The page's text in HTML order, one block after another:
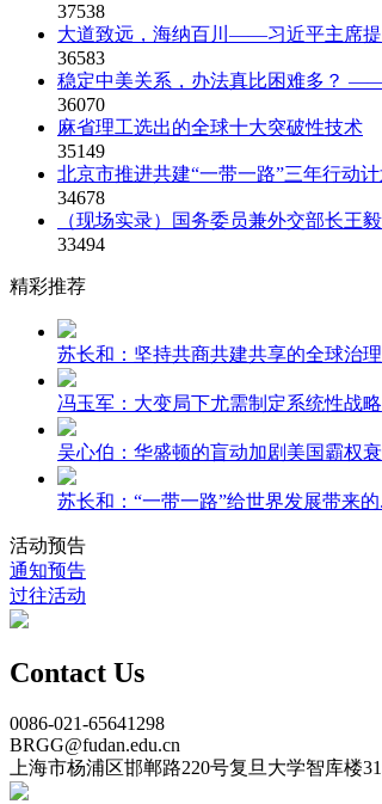
37538
大道致远，海纳百川——习近平主席提
36583
稳定中美关系，办法真比困难多？
36070
麻省理工选出的全球十大突破性技术
35149
北京市推进共建“一带一路”三年行动计
34678
（现场实录）国务委员兼外交部长王
33494
精彩推荐
苏长和：坚持共商共建共享的全球治
冯玉军：大变局下尤需制定系统性战略
吴心伯：华盛顿的盲动加剧美国霸权
苏长和：“一带一路”给世界发展带来的
活动预告
通知预告
过往活动
Contact Us
0086-021-65641298
BRGG@fudan.edu.cn
上海市杨浦区邯郸路220号复旦大学智库楼